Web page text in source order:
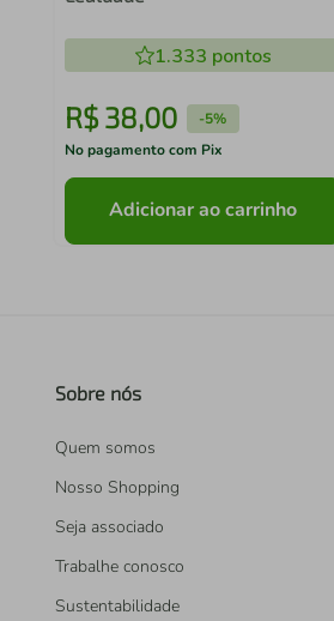
1.333 pontos
R$ 38,00 -5%
No pagamento com Pix
Adicionar ao carrinho
Sobre nós
Quem somos
Nosso Shopping
Seja associado
Trabalhe conosco
Sustentabilidade